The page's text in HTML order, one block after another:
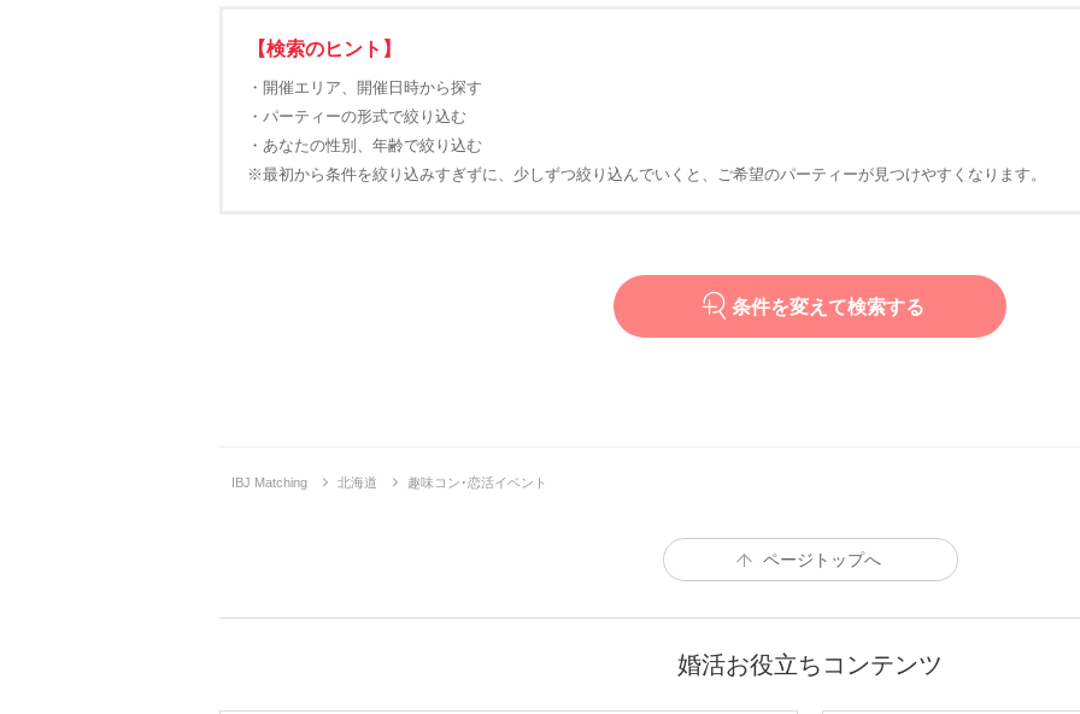
【検索のヒント】
・開催エリア、開催日時から探す
・パーティーの形式で絞り込む
・あなたの性別、年齢で絞り込む
※最初から条件を絞り込みすぎずに、少しずつ絞り込んでいくと、ご希望のパーティーが見つけやすくなります。
条件を変えて検索する
IBJ Matching 北海道 趣味コン･恋活イベント
ページトップへ
婚活お役立ちコンテンツ